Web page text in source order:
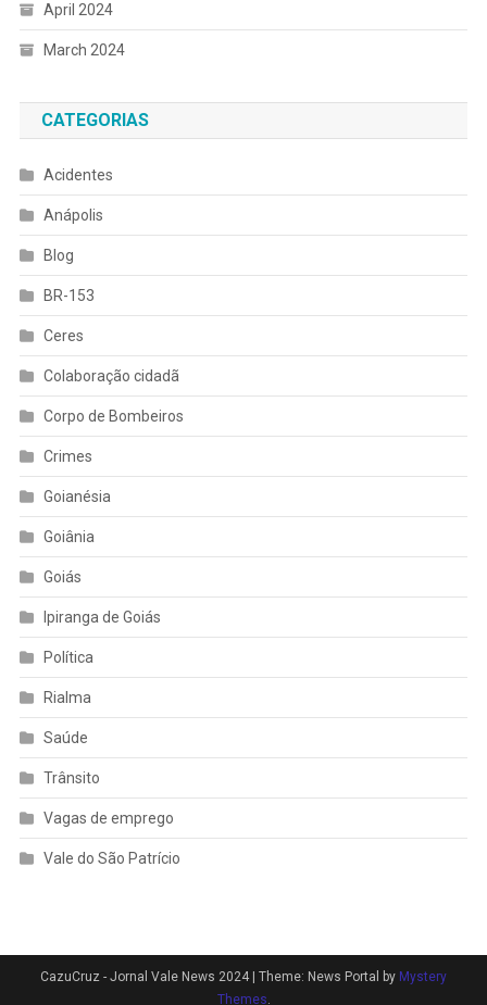
April 2024
March 2024
CATEGORIAS
Acidentes
Anápolis
Blog
BR-153
Ceres
Colaboração cidadã
Corpo de Bombeiros
Crimes
Goianésia
Goiânia
Goiás
Ipiranga de Goiás
Política
Rialma
Saúde
Trânsito
Vagas de emprego
Vale do São Patrício
CazuCruz - Jornal Vale News 2024 Theme: News Portal by Mystery
Themes.